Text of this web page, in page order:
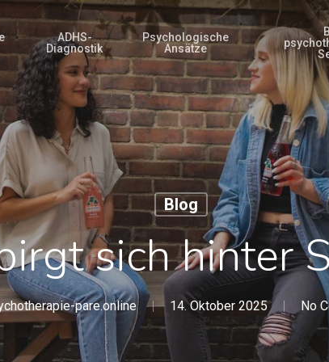
ADHS-
Diagnostik
Psychologische
Ansätze
Blog
sich hinter
pare.online 14. Oktober 2025 No